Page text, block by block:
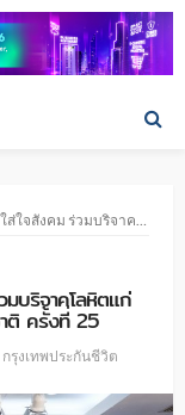
ชาดไทย เนื่องในวันประกันชีวิตแห่งชาติ ครั้งที่ 25
บริจาคโลหิตแก่
ติ ครั้งที่ 25
กรุงเทพประกันชีวิต